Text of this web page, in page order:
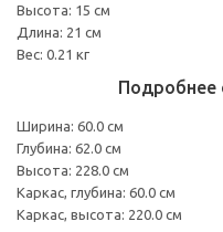
Высота: 15 см
Длина: 21 см
Вес: 0.21 кг
Подробнее
Ширина: 60.0 см
Глубина: 62.0 см
Высота: 228.0 см
Каркас, глубина: 60.0 см
Каркас, высота: 220.0 см